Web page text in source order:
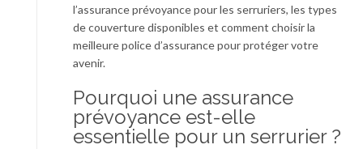
l’assurance prévoyance pour les serruriers, les types
de couverture disponibles et comment choisir la
meilleure police d’assurance pour protéger votre
avenir.
Pourquoi une assurance
prévoyance est-elle
essentielle pour un serrurier ?